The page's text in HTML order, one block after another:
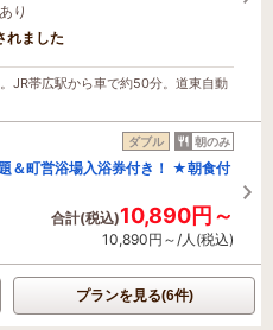
り
います
れました
JR帯広駅から車で約50分。道東自動
ダブル 朝のみ
＆町営浴場入浴券付き！ ★朝食付
合計(税込)10,890円～
10,890円～/人(税込)
プランを見る(6件)